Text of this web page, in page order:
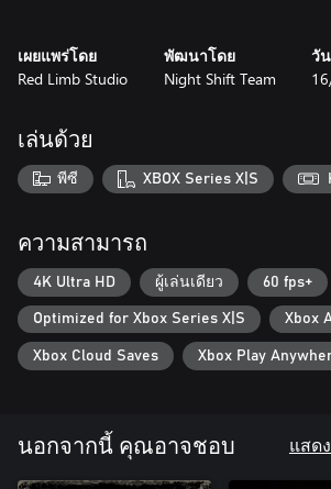
A game where daily routine becomes a deadly
night shift reveals the true face of horror.
เผยแพร่โดย
Red Limb Studio
พัฒนาโดย
Night Shift Team
วั
เล่นด้วย
พีซี XBOX Series X|S
ความสามารถ
4K Ultra HD ผู้เล่นเดียว 60 fps+
Optimized for Xbox Series X|S Xbox
Xbox Cloud Saves Xbox Play
นอกจากนี้ คุณอาจชอบ แสด